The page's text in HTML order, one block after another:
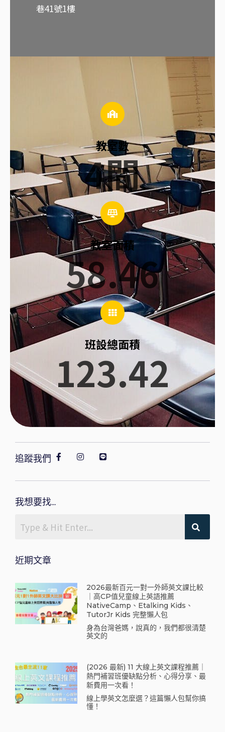
巷41號1樓
4間
教室數
教室面積
58.46
班設總面積
123.42
追蹤我們
我想要找...
近期文章
2026最新百元一對一外師英文課比較
｜高CP值兒童線上英語推薦
NativeCamp、Etalking Kids、
TutorJr Kids 完整懶人包
身為台灣爸媽，說真的，我們都很清楚
英文的
(2026 最新) 11 大線上英文課程推薦｜
熱門補習班優缺點分析、心得分享、最
新費用一次看！
線上學英文怎麼選？這篇懶人包幫你搞
懂！